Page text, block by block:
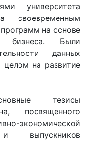
университета
на основе
бизнеса. Были
данных
целом на развитие
тезисы
, посвященного
экономической
выпускников